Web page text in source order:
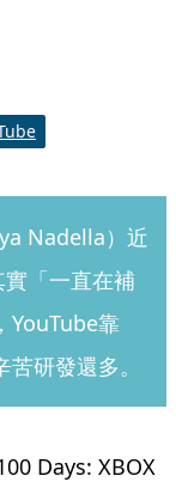
Nadella）近
「一直在補
YouTube靠
研發還多。
Days: XBOX